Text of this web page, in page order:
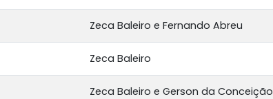
Zeca Baleiro e Fernando Abreu
Zeca Baleiro
Zeca Baleiro e Gerson da Conceição